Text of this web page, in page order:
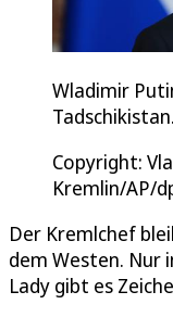
Wladimir
Copyright:
Kremlin/AP/
Der Kremlchef
dem Westen. Nur
Lady gibt es